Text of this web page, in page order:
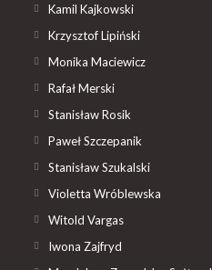
Kamil Kajkowski
Krzysztof Lipiński
Monika Maciewicz
Rafał Merski
Stanisław Rosik
Paweł Szczepanik
Stanisław Szukalski
Violetta Wróblewska
Witold Vargas
Iwona Zajfryd